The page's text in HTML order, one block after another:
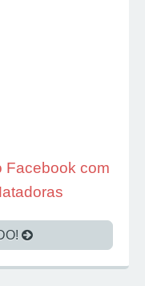
Facebook com